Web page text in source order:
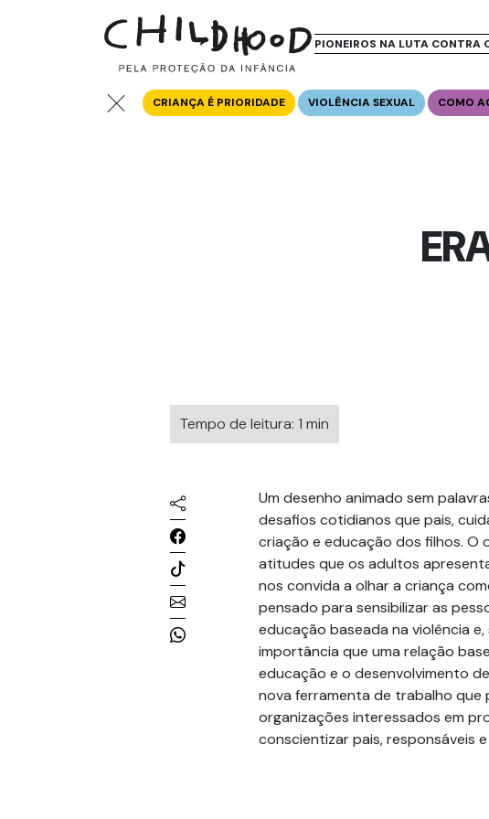
PIONEIROS NA LUTA CONTRA
CRIANÇA É PRIORIDADE VIOLÊNCIA SEXUAL COMO
Tempo de leitura: 1 min
Um desenho animado sem
desafios cotidianos que pais,
criação e educação dos filhos. O
atitudes que os adultos
nos convida a olhar a criança
pensado para sensibilizar as
educação baseada na violência
importância que uma relação
educação e o desenvolvimento
nova ferramenta de trabalho que
organizações interessados em
conscientizar pais, responsáveis